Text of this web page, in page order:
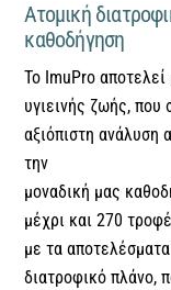
Ατομική
καθοδήγηση
Το ImuPro αποτελεί
υγιεινής ζωής, που
αξιόπιστη ανάλυση
την
μοναδική μας
μέχρι και 270
με τα
διατροφικό πλάνο,